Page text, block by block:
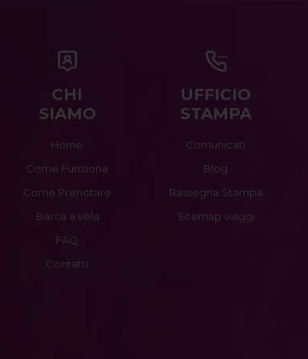
CHI
SIAMO
Home
Come Funziona
Come Prenotare
Barca a vela
FAQ
Contatti
UFFICIO
STAMPA
Comunicati
Blog
Rassegna Stampa
Sitemap viaggi